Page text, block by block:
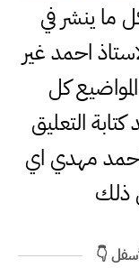
ينشر في
احمد غير
كل
التعليق
مهدي اي
ذلك
👇